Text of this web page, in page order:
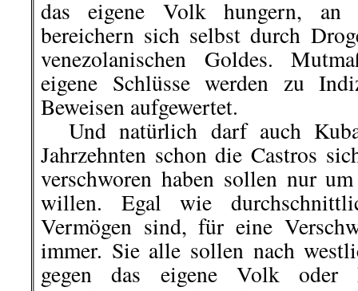
das eigene Volk hungern, an
bereichern sich selbst durch
venezolanischen Goldes.
eigene Schlüsse werden zu
Beweisen aufgewertet.
Und natürlich darf auch
Jahrzehnten schon die Castros
verschworen haben sollen nur
willen. Egal wie
Vermögen sind, für eine
immer. Sie alle sollen nach
gegen das eigene Volk oder